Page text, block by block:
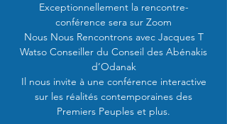
Exceptionnellement la rencontre-
conférence sera sur Zoom
Nous Nous Rencontrons avec Jacques T
Watso Conseiller du Conseil des Abénakis
d’Odanak
Il nous invite à une conférence interactive
sur les réalités contemporaines des
Premiers Peuples et plus.